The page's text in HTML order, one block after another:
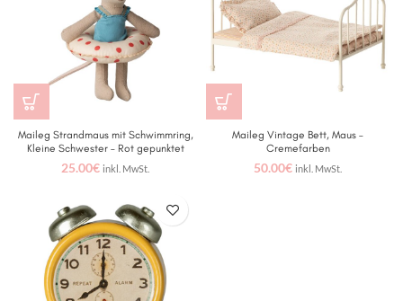
Maileg Strandmaus mit Schwimmring,
Kleine Schwester – Rot gepunktet
25.00€ inkl. MwSt.
Maileg Vintage Bett, Maus –
Cremefarben
50.00€ inkl. MwSt.